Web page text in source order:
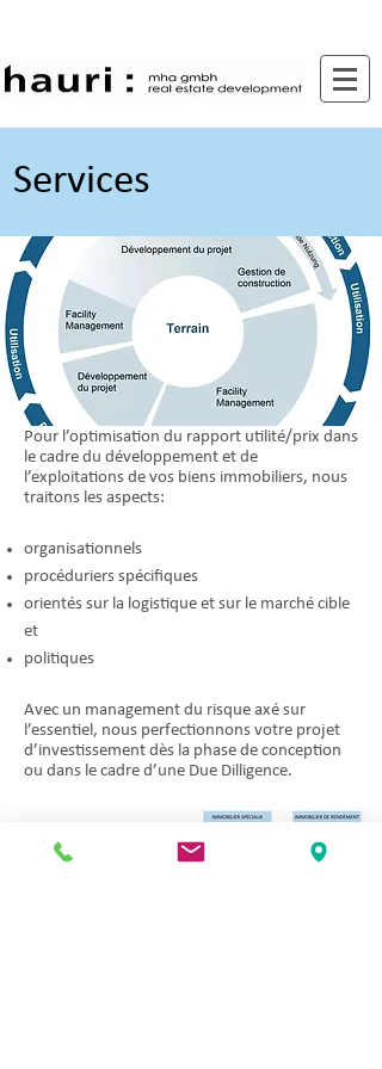
Services
Pour l’optimisation du rapport utilité/prix dans
le cadre du développement et de
l’exploitations de vos biens immobiliers, nous
traitons les aspects:
organisationnels
procéduriers spécifiques
orientés sur la logistique et sur le marché cible
et
politiques
Avec un management du risque axé sur
l’essentiel, nous perfectionnons votre projet
d’investissement dès la phase de conception
ou dans le cadre d’une Due Dilligence.